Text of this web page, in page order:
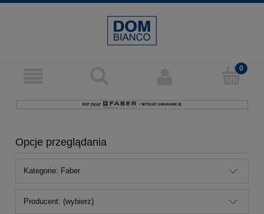
Opcje przeglądania
Kategorie: Faber
Producent: (wybierz)